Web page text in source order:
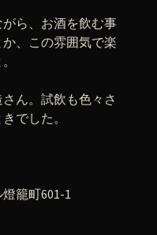
ら、お酒を飲む事
、この雰囲気で楽
ん。試飲も色々さ
でした。
籠町601-1